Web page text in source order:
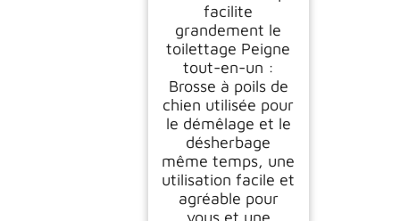
facilite
grandement le
toilettage Peigne
tout-en-un :
Brosse à poils de
chien utilisée pour
le démêlage et le
désherbage
même temps, une
utilisation facile et
agréable pour
vous et une